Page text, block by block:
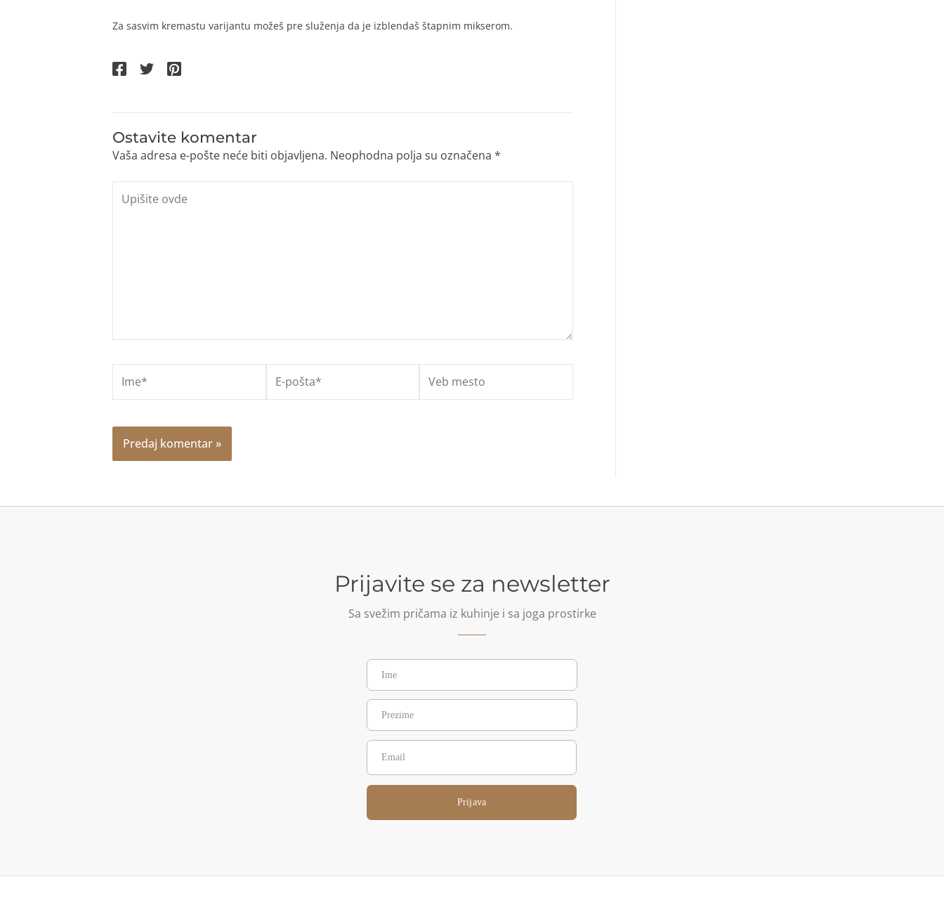
Za sasvim kremastu varijantu možeš pre služenja da je izblendaš štapnim mikserom.
Ostavite komentar
Vaša adresa e-pošte neće biti objavljena. Neophodna polja su označena *
ovde
pošta*
mesto
Prijavite se za newsletter
Sa svežim pričama iz kuhinje i sa joga prostirke
Prijava